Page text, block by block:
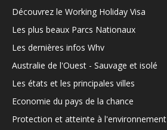
Découvrez le Working Holiday Visa
Les plus beaux Parcs Nationaux
Les dernières infos Whv
Australie de l'Ouest - Sauvage et isolé
Les états et les principales villes
Economie du pays de la chance
Protection et atteinte à l'environnement